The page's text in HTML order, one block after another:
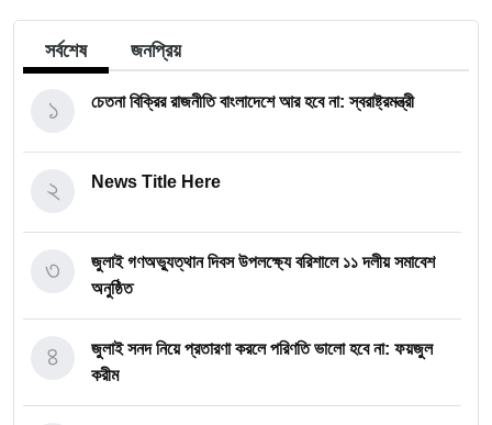
সর্বশেষ জনপ্রিয়
চেতনা বিক্রির রাজনীতি বাংলাদেশে আর হবে না: স্বরাষ্ট্রমন্ত্রী
১
News Title Here
২
জুলাই গণঅভ্যুত্থান দিবস উপলক্ষ্যে বরিশালে ১১ দলীয় সমাবেশ
অনুষ্ঠিত
৩
জুলাই সনদ নিয়ে প্রতারণা করলে পরিণতি ভালো হবে না: ফয়জুল
করীম
৪